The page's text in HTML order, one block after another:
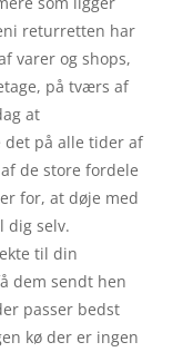
returretten har
varer og shops,
på tværs af
at
det på alle tider af
de store fordele
for, at døje med
dig selv.
til din
dem sendt hen
passer bedst
kø der er ingen